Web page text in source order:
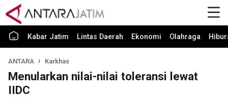
Kabar Jatim Lintas Daerah Ekonomi Olahraga
ANTARA Karkhas
Menularkan nilai-nilai toleransi lewat
IIDC